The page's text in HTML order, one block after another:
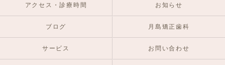
アクセス・診療時間 お知らせ
ブログ 月島矯正歯科
サービス お問い合わせ